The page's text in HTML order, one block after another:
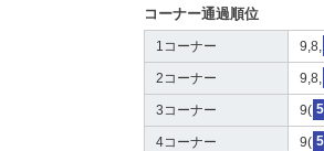
コーナー通過順位
1コーナー 9,8,
2コーナー 9,8,
3コーナー 9( 5
4コーナー 9( 5